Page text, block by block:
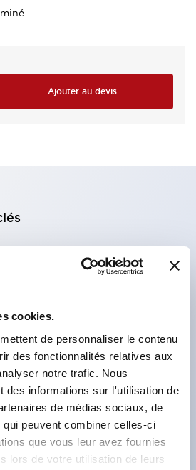
cookies.
de personnaliser le contenu
des fonctionnalités relatives aux
notre trafic. Nous
des informations sur l'utilisation de
de médias sociaux, de
peuvent combiner celles-ci
que vous leur avez fournies
lors de votre utilisation de leurs
Ajouter au devis
étages avec 2 contacts,
à 4 contacts
de 39,9 mm (*bloc de
59,9 mm (*bloc de contact à
peu encombrante
de 3e génération :
actions, garde intégrée,
des doigts IP20.